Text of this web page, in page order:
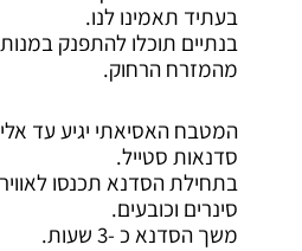
סמן קישורים
כל
בעתיד תאמינו לנו.
בנתיים תוכלו להתפנק
מהמזרח הרחוק.
המטבח האסיאתי יגיע עד
סדנאות סטייל.
בתחילת הסדנא תכנסו
סינרים וכובעים.
משך הסדנא כ -3 שעות.